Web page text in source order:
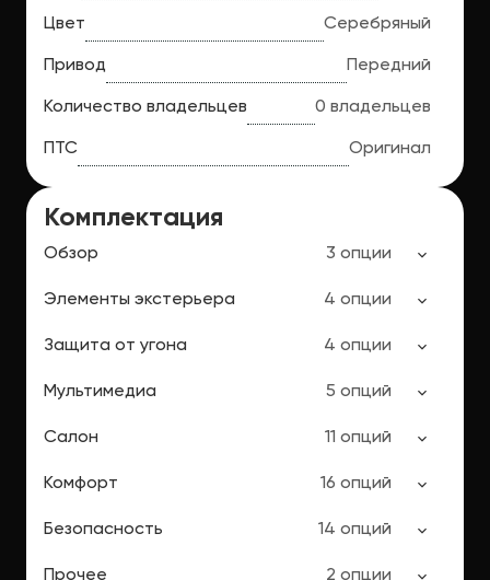
Цвет Серебряный
Привод Передний
Количество владельцев 0 владельцев
ПТС Оригинал
Комплектация
Обзор 3 опции
Элементы экстерьера 4 опции
Защита от угона 4 опции
Мультимедиа 5 опций
Салон 11 опций
Комфорт 16 опций
Безопасность 14 опций
Прочее 2 опции